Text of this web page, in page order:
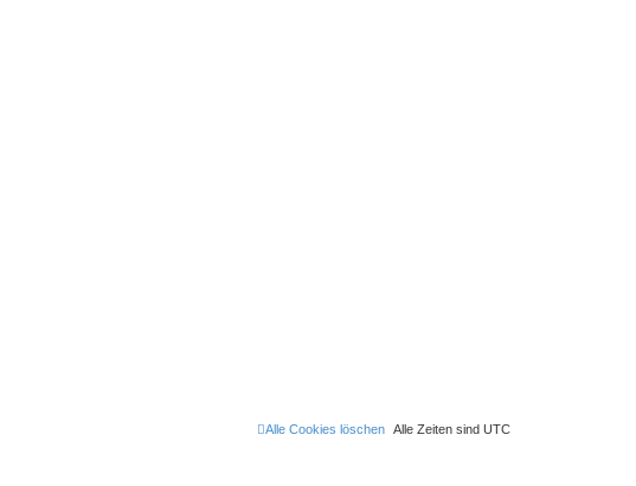
Alle Zeiten sind UTC
Alle Cookies löschen